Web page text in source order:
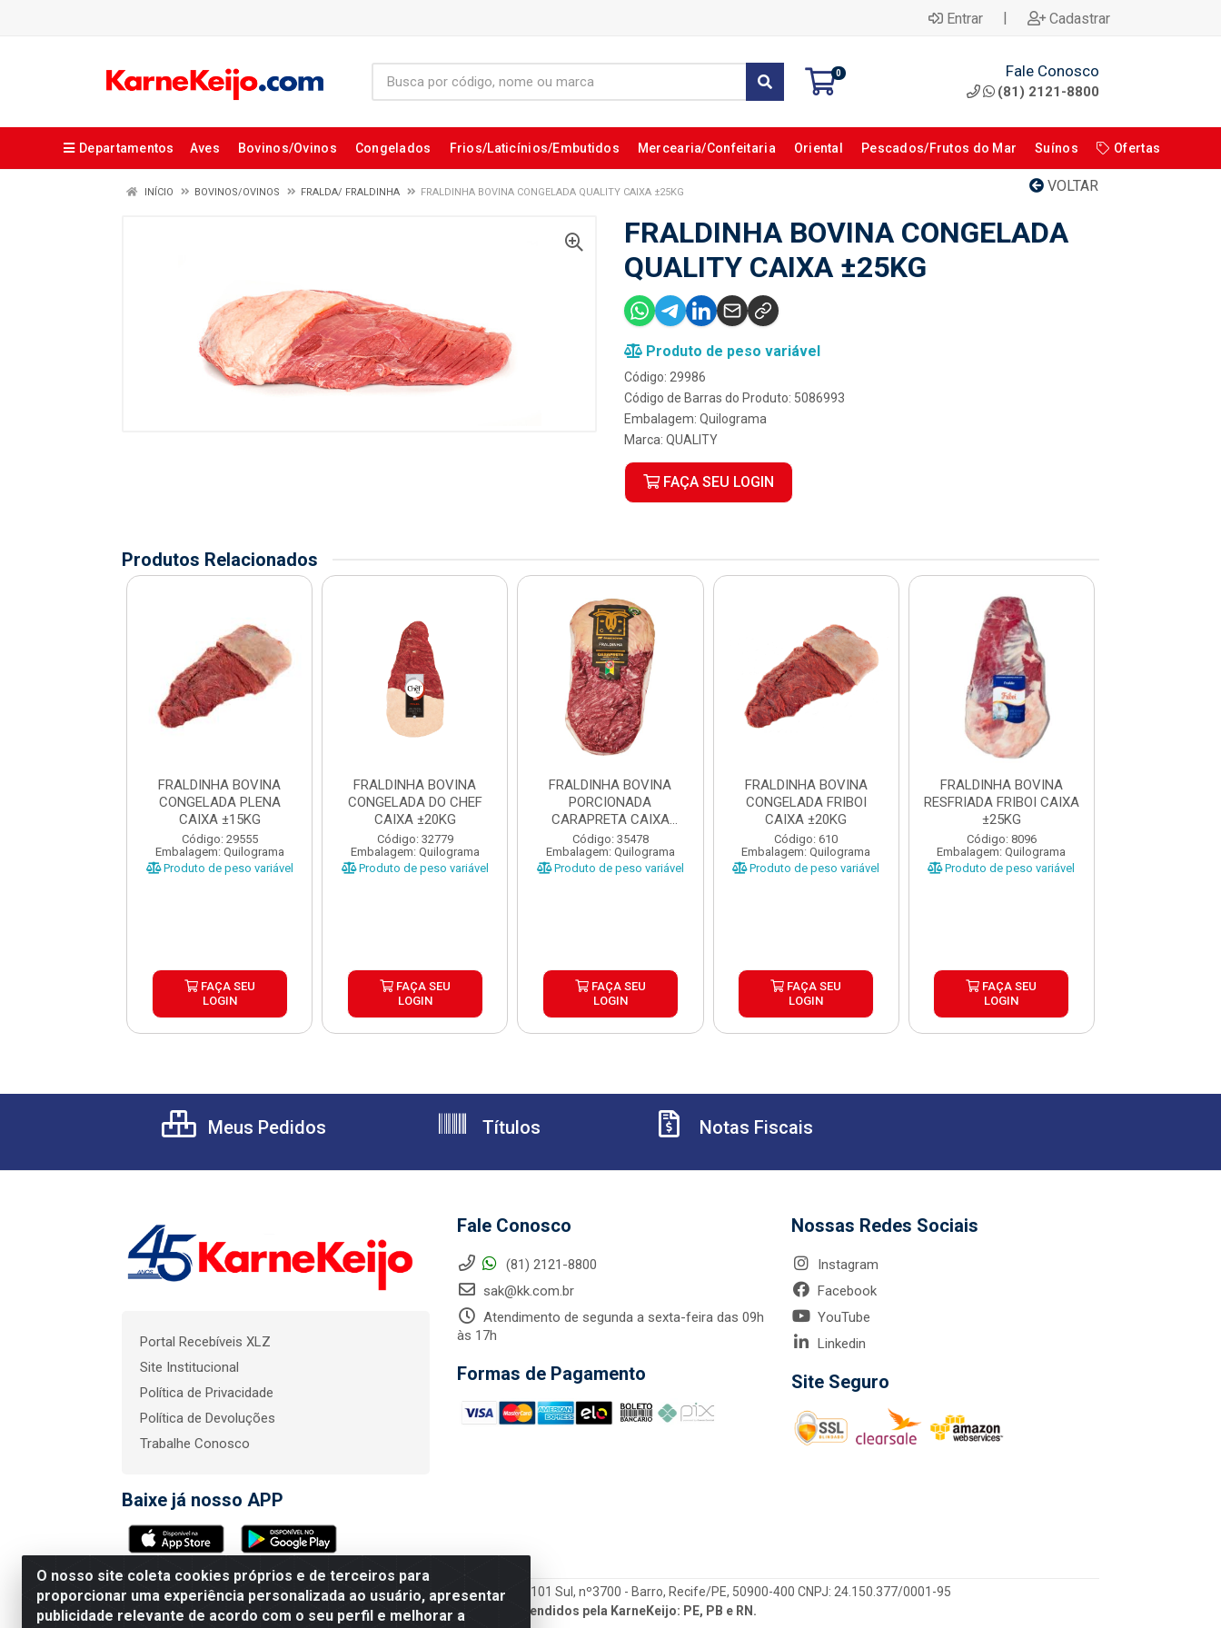
Entrar | Cadastrar
0 Fale Conosco
(81) 2121-8800
Departamentos Aves Bovinos/Ovinos Congelados Frios/Laticínios/Embutidos Mercearia/Confeitaria Oriental Pescados/Frutos do Mar Suínos Ofertas
VOLTAR
INÍCIO BOVINOS/OVINOS FRALDA/ FRALDINHA FRALDINHA BOVINA CONGELADA QUALITY CAIXA ±25KG
FRALDINHA BOVINA CONGELADA
QUALITY CAIXA ±25KG
Produto de peso variável
Código: 29986
Código de Barras do Produto: 5086993
Embalagem: Quilograma
Marca: QUALITY
FAÇA SEU LOGIN
Produtos Relacionados
FRALDINHA BOVINA
CONGELADA PLENA
CAIXA ±15KG
Código: 29555
Embalagem: Quilograma
Produto de peso variável
FAÇA SEU
LOGIN
FRALDINHA BOVINA
CONGELADA DO CHEF
CAIXA ±20KG
Código: 32779
Embalagem: Quilograma
Produto de peso variável
FAÇA SEU
LOGIN
FRALDINHA BOVINA
PORCIONADA
CARAPRETA CAIXA
±10KG
Código: 35478
Embalagem: Quilograma
Produto de peso variável
FAÇA SEU
LOGIN
FRALDINHA BOVINA
CONGELADA FRIBOI
CAIXA ±20KG
Código: 610
Embalagem: Quilograma
Produto de peso variável
FAÇA SEU
LOGIN
FRALDINHA BOVINA
RESFRIADA FRIBOI CAIXA
±25KG
Código: 8096
Embalagem: Quilograma
Produto de peso variável
FAÇA SEU
LOGIN
O nosso site coleta cookies próprios e de terceiros para
proporcionar uma experiência personalizada ao usuário, apresentar
publicidade relevante de acordo com o seu perfil e melhorar a
Meus Pedidos Títulos Notas Fiscais
Portal Recebíveis XLZ
Site Institucional
Política de Privacidade
Política de Devoluções
Trabalhe Conosco
Baixe já nosso APP
Fale Conosco
(81) 2121-8800
sak@kk.com.br
Atendimento de segunda a sexta-feira das 09h
às 17h
Formas de Pagamento
Nossas Redes Sociais
Instagram
Facebook
YouTube
Linkedin
Site Seguro
KarneKeijo Logistica Integrada LTDA - Rod. Br-101 Sul, nº3700 - Barro, Recife/PE, 50900-400 CNPJ: 24.150.377/0001-95
Estados atendidos pela KarneKeijo: PE, PB e RN.